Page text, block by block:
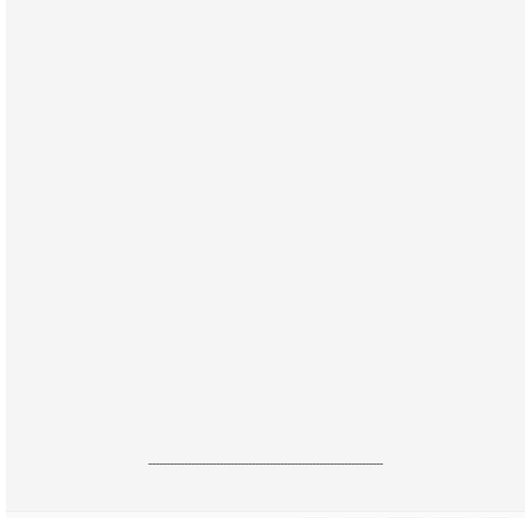
------------------------------------------------------------------